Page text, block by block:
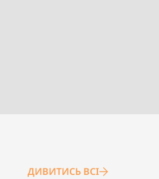
ДИВИТИСЬ ВСІ